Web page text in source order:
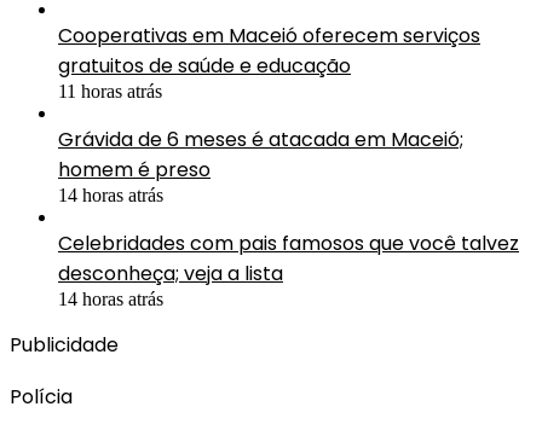
Cooperativas em Maceió oferecem serviços
gratuitos de saúde e educação
11 horas atrás
Grávida de 6 meses é atacada em Maceió;
homem é preso
14 horas atrás
Celebridades com pais famosos que você talvez
desconheça; veja a lista
14 horas atrás
Publicidade
Polícia